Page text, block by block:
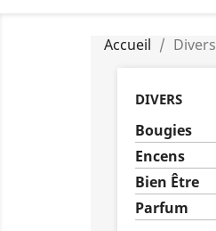
Accueil Divers
DIVERS
Bougies
Encens
Bien Être
Parfum